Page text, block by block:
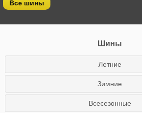
Все шины
Шины
Летние
Зимние
Всесезонные